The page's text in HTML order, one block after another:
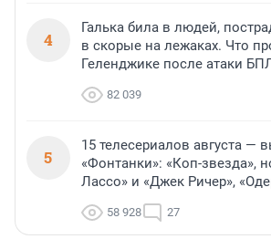
4
Галька била в людей,
в скорые на лежаках. Что
Геленджике после атаки
82 039
5
15 телесериалов августа —
«Фонтанки»: «Коп-звезда»,
Лассо» и «Джек Ричер»,
58 928 27